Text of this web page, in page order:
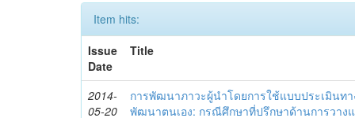
Item hits:
Issue
Date
Title
2014-
05-20
การพัฒนาภาวะผู้นำโดยการใช้แบบประเมินท
พัฒนาตนเอง: กรณีศึกษาที่ปรึกษาด้านการวาง